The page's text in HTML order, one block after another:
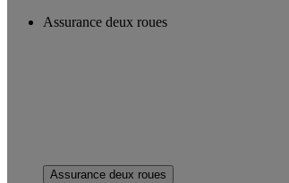
Assurance deux roues
Assurance deux roues